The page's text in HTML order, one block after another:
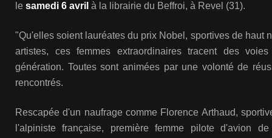
le samedi 6 avril à la librairie du Beffroi, à Revel (31).
"Qu'elles soient lauréates du prix Nobel, sportives de haut
artistes, ces femmes extraordinaires tracent des
génération. Toutes sont animées par une volonté de
rencontrés.
Rescapée d'un naufrage comme Florence Arthaud,
l'alpiniste française, première femme pilote d'avion